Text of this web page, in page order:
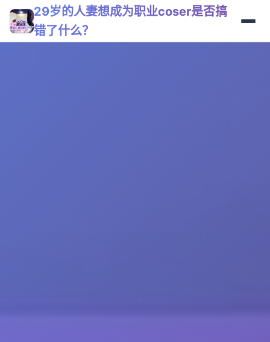
29岁的人妻想成为职业coser是否搞
错了什么？